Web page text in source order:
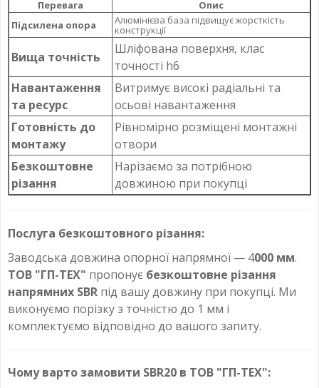
Перевага
Опис
Підсилена опора
Алюмінієва база підвищує жорсткість
конструкції
Вища точність
Шліфована поверхня, клас
точності h6
Навантаження
та ресурс
Витримує високі радіальні та
осьові навантаження
Готовність до
монтажу
Рівномірно розміщені монтажні
отвори
Безкоштовне
різання
Нарізаємо за потрібною
довжиною при покупці
Послуга безкоштовного різання:
Заводська довжина опорної напрямної — 4000 мм.
ТОВ "ГП-ТЕХ" пропонує безкоштовне різання
напрямних SBR під вашу довжину при покупці. Ми
виконуємо порізку з точністю до 1 мм і
комплектуємо відповідно до вашого запиту.
Чому варто замовити SBR20 в ТОВ "ГП-ТЕХ":